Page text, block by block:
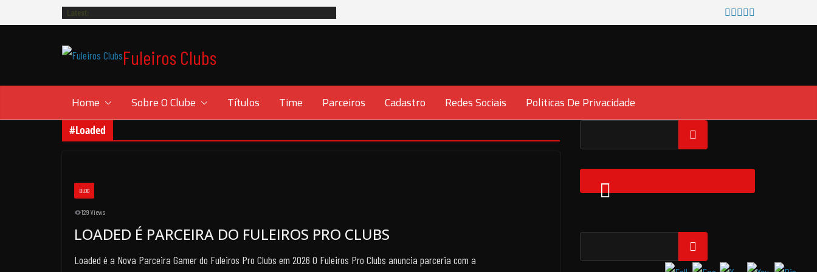
to
Latest:
Fuleiros Clubs
Home Sobre O Clube Títulos Time Parceiros Cadastro Redes Sociais Politicas De Privacidade
#Loaded
BLOG
129 Views
LOADED É PARCEIRA DO FULEIROS PRO CLUBS
Loaded é a Nova Parceira Gamer do Fuleiros Pro Clubs em 2026 O Fuleiros Pro Clubs anuncia parceria com a